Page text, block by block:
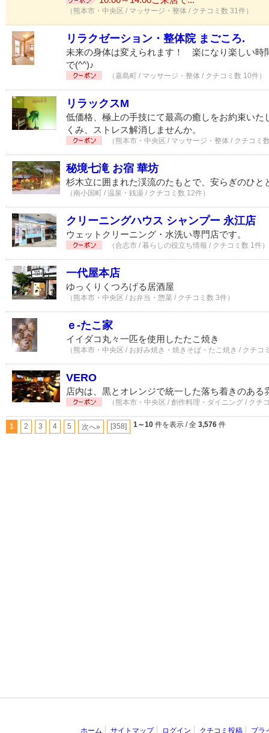
（熊本市・中央区 / マッサージ・整体 / クチコミ数 31件）
リラクゼーション・整体院 まごころ.
未来の身体は変えられます！ 楽になり楽しい時
で(^^)♪
（嘉島町 / マッサージ・整体 / クチコミ数 10件）
リラックスM
低価格、極上の手技にて最高の癒しをお約束いた
くみ、ストレス解消しませんか。
（熊本市・中央区 / マッサージ・整体 / クチコミ
秘境七滝 お宿 華坊
杉木立に囲まれた渓流のたもとで、安らぎのひと
（南小国町 / 温泉・銭湯 / クチコミ数 12件）
クリーニングハウス シャンプー 永江店
ウェットクリーニング・水洗い専門店です。
（合志市 / 暮らしの役立ち情報 / クチコミ数 1件）
一代屋本店
ゆっくりくつろげる居酒屋
（熊本市・中央区 / お弁当・惣菜 / クチコミ数 3件）
ｅ-たこ家
イイダコ丸々一匹を使用したたこ焼き
（熊本市・中央区 / お好み焼き・焼きそば・たこ焼き / クチコ
VERO
店内は、黒とオレンジで統一した落ち着きのある
（熊本市・中央区 / 創作料理・ダイニング / クチ
1 2 3 4 5 次へ» [358] 1～10 件を表示 / 全 3,576 件
ホーム サイトマップ ログイン クチコミ投稿 プラ